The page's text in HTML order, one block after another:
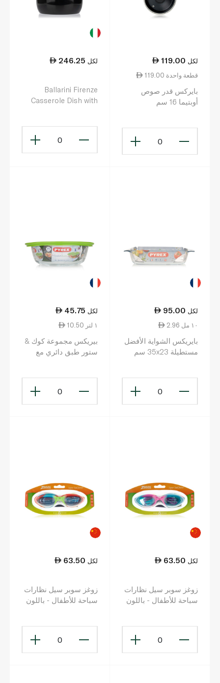
119.00 لكل
119.00 قطعة واحدة
بايركس قدر صوص
أوبتيما 16 سم
0
246.25 لكل
Ballarini Firenze
Casserole Dish with
0
95.00 لكل
2.96 ١٠ مل
بايريكس الشواية الأفضل
مستطيلة 35x23 سم
0
45.75 لكل
10.50 ١ لتر
بيريكس مجموعة كوك &
ستور طبق دائري مع
0
63.50 لكل
زوغز سوبر سيل نظارات
سباحة للأطفال - باللون
0
63.50 لكل
زوغز سوبر سيل نظارات
سباحة للأطفال - باللون
0